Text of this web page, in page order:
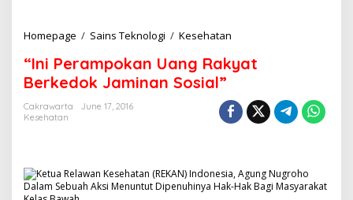
Homepage / Sains Teknologi / Kesehatan
n
e
r
o
k
“Ini Perampokan Uang Rakyat
Berkedok Jaminan Sosial”
Cakrawarta
June 17, 2016
Kesehatan